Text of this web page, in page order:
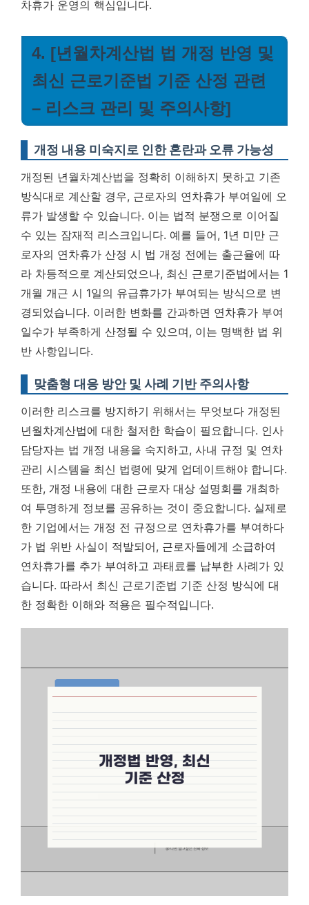
차휴가 운영의 핵심입니다.
4. [년월차계산법 법 개정 반영 및
최신 근로기준법 기준 산정 관련
– 리스크 관리 및 주의사항]
개정 내용 미숙지로 인한 혼란과 오류 가능성
개정된 년월차계산법을 정확히 이해하지 못하고 기존
방식대로 계산할 경우, 근로자의 연차휴가 부여일에 오
류가 발생할 수 있습니다. 이는 법적 분쟁으로 이어질
수 있는 잠재적 리스크입니다. 예를 들어, 1년 미만 근
로자의 연차휴가 산정 시 법 개정 전에는 출근율에 따
라 차등적으로 계산되었으나, 최신 근로기준법에서는 1
개월 개근 시 1일의 유급휴가가 부여되는 방식으로 변
경되었습니다. 이러한 변화를 간과하면 연차휴가 부여
일수가 부족하게 산정될 수 있으며, 이는 명백한 법 위
반 사항입니다.
맞춤형 대응 방안 및 사례 기반 주의사항
이러한 리스크를 방지하기 위해서는 무엇보다 개정된
년월차계산법에 대한 철저한 학습이 필요합니다. 인사
담당자는 법 개정 내용을 숙지하고, 사내 규정 및 연차
관리 시스템을 최신 법령에 맞게 업데이트해야 합니다.
또한, 개정 내용에 대한 근로자 대상 설명회를 개최하
여 투명하게 정보를 공유하는 것이 중요합니다. 실제로
한 기업에서는 개정 전 규정으로 연차휴가를 부여하다
가 법 위반 사실이 적발되어, 근로자들에게 소급하여
연차휴가를 추가 부여하고 과태료를 납부한 사례가 있
습니다. 따라서 최신 근로기준법 기준 산정 방식에 대
한 정확한 이해와 적용은 필수적입니다.